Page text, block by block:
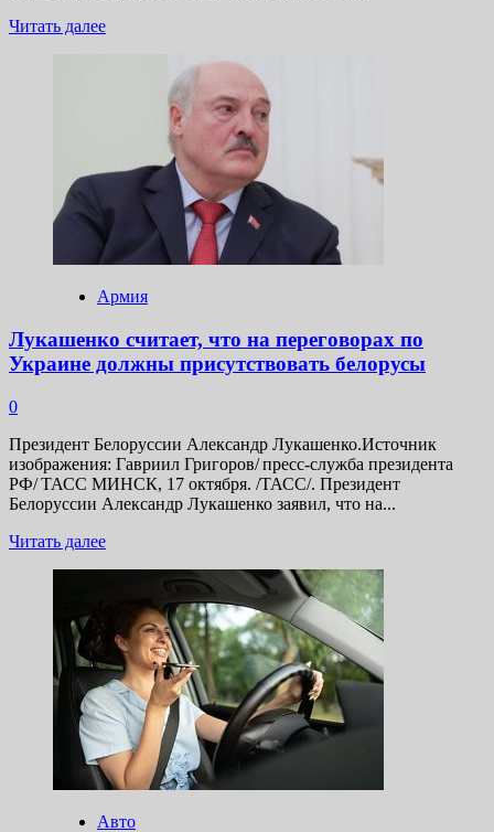
Читать далееПрочитать
ошибкой
контактов
РФ
по
на
Армия
Лукашенко считает, что на переговорах по
Украине должны присутствовать белорусы
0
Президент Белоруссии Александр Лукашенко.Источник
изображения: Гавриил Григоров/ пресс-служба президента
РФ/ ТАСС МИНСК, 17 октября. /ТАСС/. Президент
Белоруссии Александр Лукашенко заявил, что на...
Читать далееПрочитать
Лукашенко
считает,
что
на
переговорах
по
Украине
должны
присутствовать
белорусы
Авто